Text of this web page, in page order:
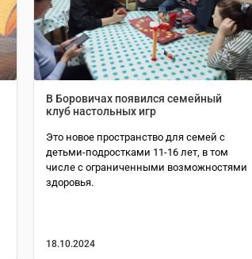
В Боровичах появился семейный
клуб настольных игр
Это новое пространство для семей с
детьми-подростками 11-16 лет, в том
числе с ограниченными возможностями
здоровья.
18.10.2024